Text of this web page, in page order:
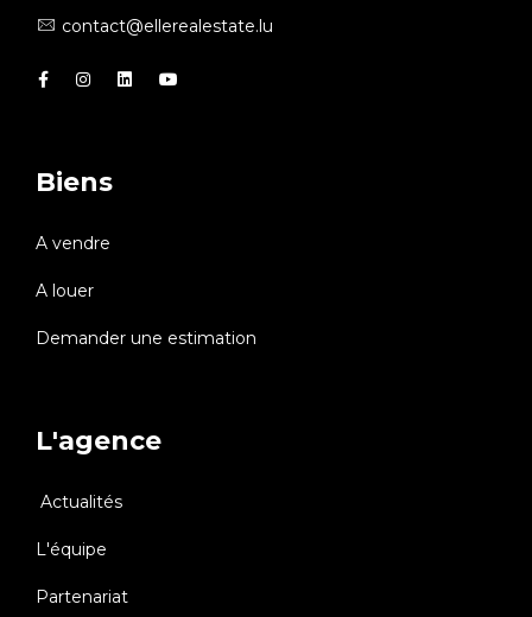
contact@ellerealestate.lu
Biens
A vendre
A louer
Demander une estimation
L'agence
Actualités
L'équipe
Partenariat